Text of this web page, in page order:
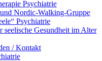
Psychiatrie
Nordic-Walking-Gruppe
Psychiatrie
seelische Gesundheit im Alter
/ Kontakt